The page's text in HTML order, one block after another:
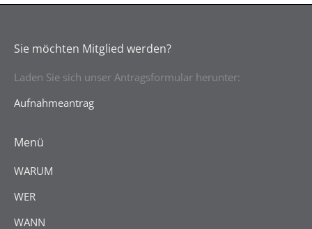
Sie möchten Mitglied werden?
Laden Sie sich unser Antragsformular herunter:
Aufnahmeantrag
Menü
WARUM
WER
WANN